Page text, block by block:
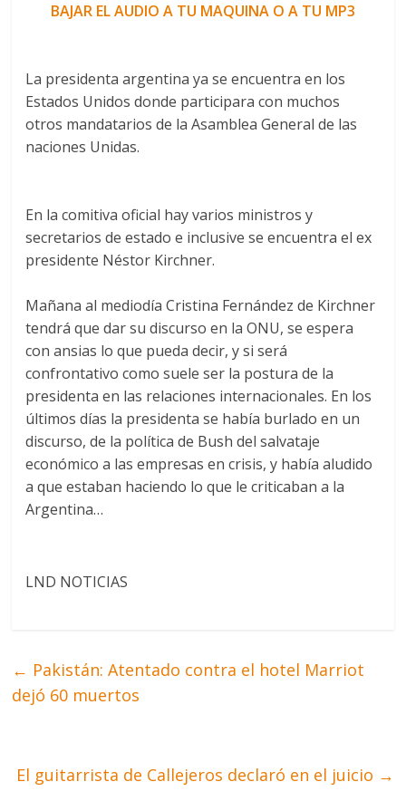
BAJAR EL AUDIO A TU MAQUINA O A TU MP3
La presidenta argentina ya se encuentra en los
Estados Unidos donde participara con muchos
otros mandatarios de la Asamblea General de las
naciones Unidas.
En la comitiva oficial hay varios ministros y
secretarios de estado e inclusive se encuentra el ex
presidente Néstor Kirchner.
Mañana al mediodía Cristina Fernández de Kirchner
tendrá que dar su discurso en la ONU, se espera
con ansias lo que pueda decir, y si será
confrontativo como suele ser la postura de la
presidenta en las relaciones internacionales. En los
últimos días la presidenta se había burlado en un
discurso, de la política de Bush del salvataje
económico a las empresas en crisis, y había aludido
a que estaban haciendo lo que le criticaban a la
Argentina…
LND NOTICIAS
← Pakistán: Atentado contra el hotel Marriot
dejó 60 muertos
El guitarrista de Callejeros declaró en el juicio →